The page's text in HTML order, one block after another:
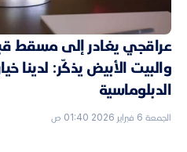
عراقجي يغادر إلى مسقط
والبيت الأبيض يذكّر: لدينا
الدبلوماسية
الجمعة 6 فبراير 2026 01:40 ص